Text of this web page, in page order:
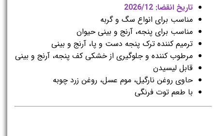
تاریخ انقضا: 2026/12
مناسب برای انواع سگ و گربه
مناسب برای پنجه، آرنج و بینی حیوان
ترمیم کننده ترک پنجه دست و پا، آرنج و بینی
مرطوب کننده و جلوگیری از خشکی کف پنجه، آرنج و بینی
قابل لیسیدن
حاوی روغن نارگیل، موم عسل، روغن زرد چوبه
با طعم توت فرنگی